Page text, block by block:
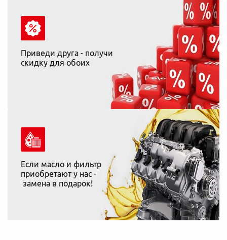
Приведи друга - получи
скидку для обоих
Если масло и фильтр
приобретают у нас -
замена в подарок!